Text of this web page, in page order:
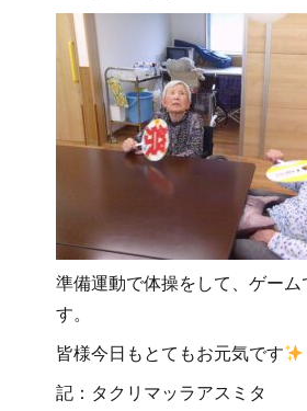
準備運動で体操をして、ゲー
す。
皆様今日もとてもお元気です
記：タクリマッラアスミタ